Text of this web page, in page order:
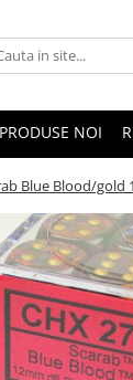
PRODUSE NOI
Blue Blood/gold